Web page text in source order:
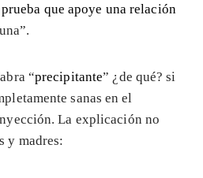
que apoye una relación
“precipitante” ¿de qué? si
sanas en el
La explicación no
y madres: